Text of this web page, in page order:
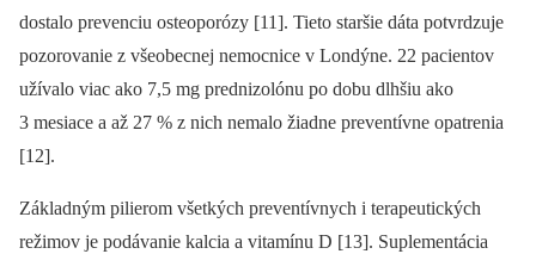
dostalo prevenciu osteoporózy [11]. Tieto staršie dáta potvrdzuje
pozorovanie z všeobecnej nemocnice v Londýne. 22 pacientov
užívalo viac ako 7,5 mg prednizolónu po dobu dlhšiu ako
3 mesiace a až 27 % z nich nemalo žiadne preventívne opatrenia
[12].
Základným pilierom všetkých preventívnych i terapeutických
režimov je podávanie kalcia a vitamínu D [13]. Suplementácia